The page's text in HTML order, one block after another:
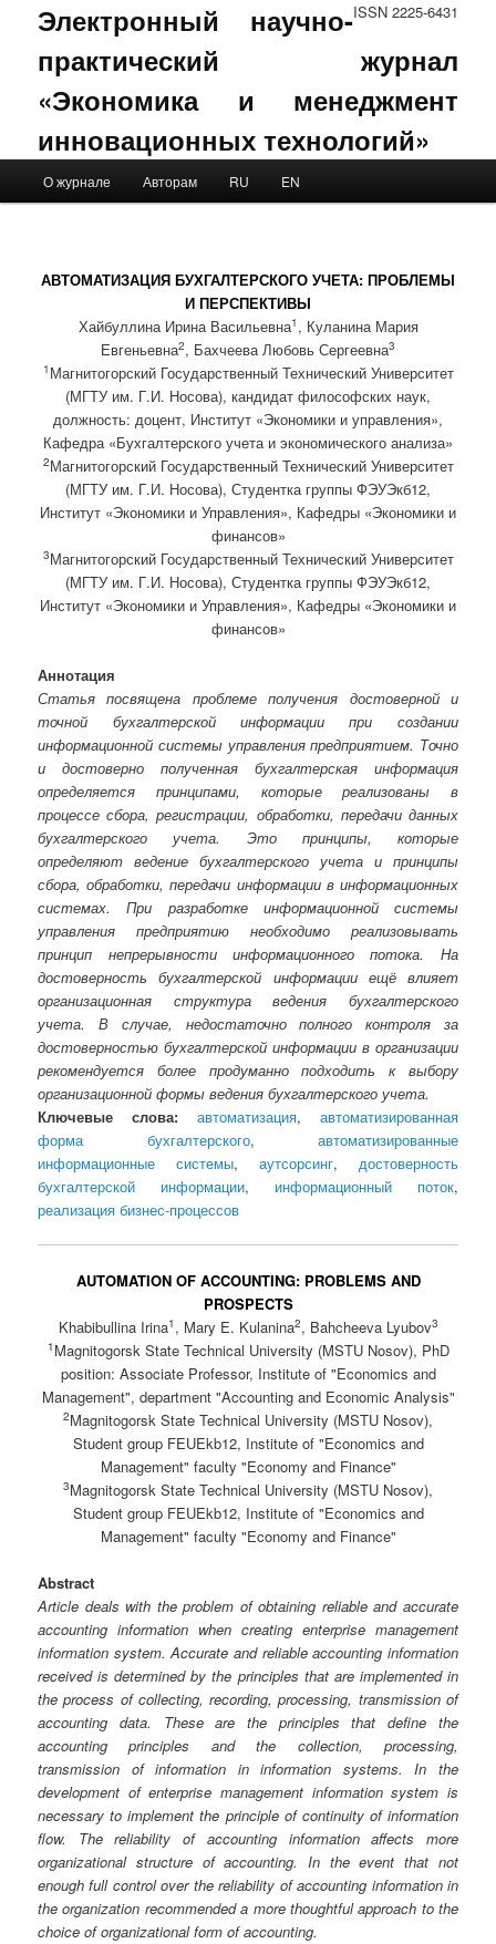
ISSN 2225-6431
Электронный научно-
практический журнал
«Экономика и менеджмент
инновационных технологий»
Skip to primary content
Skip to secondary content
О журнале Авторам RU EN
АВТОМАТИЗАЦИЯ БУХГАЛТЕРСКОГО УЧЕТА: ПРОБЛЕМЫ
И ПЕРСПЕКТИВЫ
Хайбуллина Ирина Васильевна1 , Куланина Мария
Евгеньевна2, Бахчеева Любовь Сергеевна3
1 Магнитогорский Государственный Технический Университет
(МГТУ им. Г.И. Носова), кандидат философских наук,
должность: доцент, Институт «Экономики и управления»,
Кафедра «Бухгалтерского учета и экономического анализа»
2Магнитогорский Государственный Технический Университет
(МГТУ им. Г.И. Носова), Студентка группы ФЭУЭкб12,
Институт «Экономики и Управления», Кафедры «Экономики и
финансов»
3Магнитогорский Государственный Технический Университет
(МГТУ им. Г.И. Носова), Студентка группы ФЭУЭкб12,
Институт «Экономики и Управления», Кафедры «Экономики и
финансов»
Аннотация
Статья посвящена проблеме получения достоверной и
точной бухгалтерской информации при создании
информационной системы управления предприятием. Точно
и достоверно полученная бухгалтерская информация
определяется принципами, которые реализованы в
процессе сбора, регистрации, обработки, передачи данных
бухгалтерского учета. Это принципы, которые
определяют ведение бухгалтерского учета и принципы
сбора, обработки, передачи информации в информационных
системах. При разработке информационной системы
управления предприятию необходимо реализовывать
принцип непрерывности информационного потока. На
достоверность бухгалтерской информации ещё влияет
организационная структура ведения бухгалтерского
учета. В случае, недостаточно полного контроля за
достоверностью бухгалтерской информации в организации
рекомендуется более продуманно подходить к выбору
организационной формы ведения бухгалтерского учета.
Ключевые слова:
автоматизация, автоматизированная
форма бухгалтерского, автоматизированные
информационные системы, аутсорсинг, достоверность
бухгалтерской информации, информационный поток,
реализация бизнес-процессов
AUTOMATION OF ACCOUNTING: PROBLEMS AND
PROSPECTS
Khabibullina Irina1 , Mary E. Kulanina2, Bahcheeva Lyubov3
1 Magnitogorsk State Technical University (MSTU Nosov), PhD
position: Associate Professor, Institute of "Economics and
Management", department "Accounting and Economic Analysis"
2Magnitogorsk State Technical University (MSTU Nosov),
Student group FEUEkb12, Institute of "Economics and
Management" faculty "Economy and Finance"
3Magnitogorsk State Technical University (MSTU Nosov),
Student group FEUEkb12, Institute of "Economics and
Management" faculty "Economy and Finance"
Abstract
Article deals with the problem of obtaining reliable and accurate
accounting information when creating enterprise management
information system. Accurate and reliable accounting information
received is determined by the principles that are implemented in
the process of collecting, recording, processing, transmission of
accounting data. These are the principles that define the
accounting principles and the collection, processing,
transmission of information in information systems. In the
development of enterprise management information system is
necessary to implement the principle of continuity of information
flow. The reliability of accounting information affects more
organizational structure of accounting. In the event that not
enough full control over the reliability of accounting information in
the organization recommended a more thoughtful approach to the
choice of organizational form of accounting.